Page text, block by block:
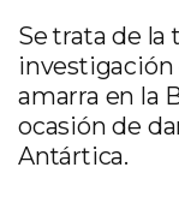
Se trata de la
investigación
amarra en la
ocasión de
Antártica.